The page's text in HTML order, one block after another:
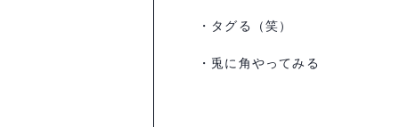
・タグる（笑）
・兎に角やってみる